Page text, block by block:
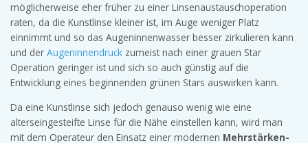
möglicherweise eher früher zu einer Linsenaustauschoperation
raten, da die Kunstlinse kleiner ist, im Auge weniger Platz
einnimmt und so das Augeninnenwasser besser zirkulieren kann
und der Augeninnendruck zumeist nach einer grauen Star
Operation geringer ist und sich so auch günstig auf die
Entwicklung eines beginnenden grünen Stars auswirken kann.
Da eine Kunstlinse sich jedoch genauso wenig wie eine
alterseingesteifte Linse für die Nähe einstellen kann, wird man
mit dem Operateur den Einsatz einer modernen Mehrstärken-